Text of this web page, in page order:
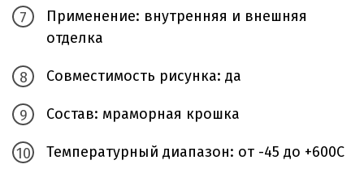
Применение: внутренняя и внешняя
отделка
Совместимость рисунка: да
Состав: мраморная крошка
Температурный диапазон: от -45 до +600С